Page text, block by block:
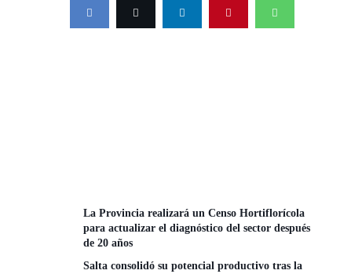
La Provincia realizará un Censo Hortiflorícola
para actualizar el diagnóstico del sector después
de 20 años
Salta consolidó su potencial productivo tras la